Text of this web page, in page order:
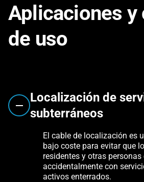
Aplicaciones y
de uso
Localización de
subterráneos
El cable de localización es
bajo coste para evitar que
residentes y otras
accidentalmente con
activos enterrados.